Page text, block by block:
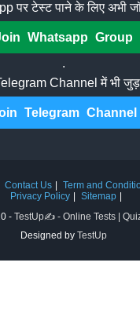
पर टेस्ट पाने के लिए अभी
Whatsapp Group
.
Channel में भी
Telegram Channel
Contact Us Term and
Privacy Policy
Sitemap
- TestUp✍️ - Online Tests |
Designed by TestUp